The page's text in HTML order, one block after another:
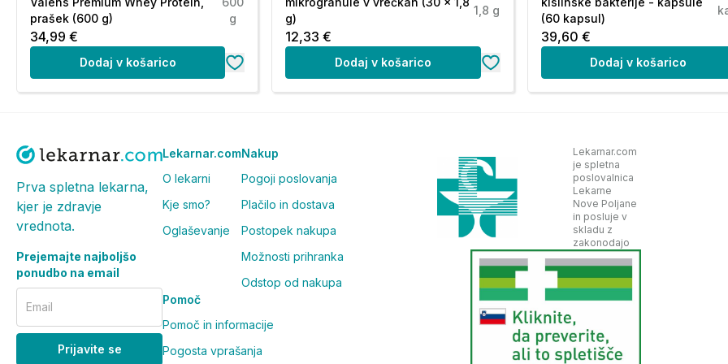
prašek (600 g)
g
34,99 €
Dodaj v košarico
g)
1,8 g
12,33 €
Dodaj v košarico
(60 kapsul)
39,60 €
Dodaj v košarico
Prva spletna lekarna,
kjer je zdravje
vrednota.
Prejemajte najboljšo
ponudbo na email
Email
Prijavite se
Lekarnar.com
O lekarni
Kje smo?
Oglaševanje
Nakup
Pogoji poslovanja
Plačilo in dostava
Postopek nakupa
Možnosti prihranka
Odstop od nakupa
Pomoč
Pomoč in informacije
Pogosta vprašanja
Lekarnar.com
je spletna
poslovalnica
Lekarne
Nove Poljane
in posluje v
skladu z
zakonodajo